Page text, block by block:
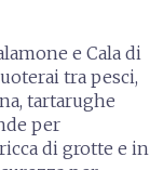
e Cala di
tra pesci,
tartarughe
per
di grotte e in